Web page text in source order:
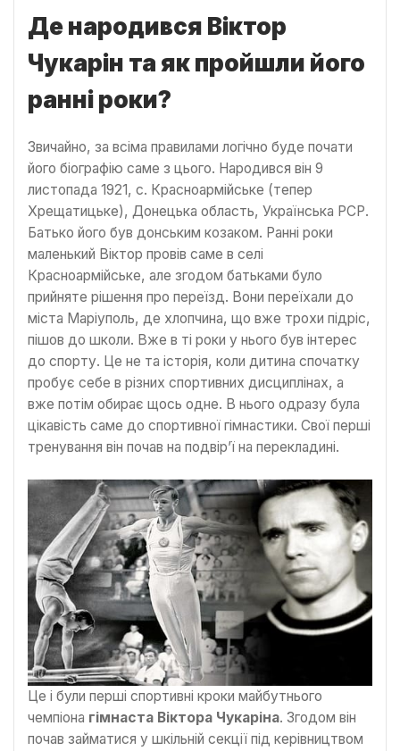
Де народився Віктор
Чукарін та як пройшли його
ранні роки?
Звичайно, за всіма правилами логічно буде почати
його біографію саме з цього. Народився він 9
листопада 1921, с. Красноармійське (тепер
Хрещатицьке), Донецька область, Українська РСР.
Батько його був донським козаком. Ранні роки
маленький Віктор провів саме в селі
Красноармійське, але згодом батьками було
прийняте рішення про переїзд. Вони переїхали до
міста Маріуполь, де хлопчина, що вже трохи підріс,
пішов до школи. Вже в ті роки у нього був інтерес
до спорту. Це не та історія, коли дитина спочатку
пробує себе в різних спортивних дисциплінах, а
вже потім обирає щось одне. В нього одразу була
цікавість саме до спортивної гімнастики. Свої перші
тренування він почав на подвір’ї на перекладині.
Це і були перші спортивні кроки майбутнього
чемпіона гімнаста Віктора Чукаріна. Згодом він
почав займатися у шкільній секції під керівництвом